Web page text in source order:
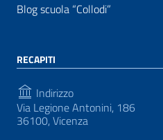
Blog scuola “Collodi”
RECAPITI
Indirizzo
Via Legione Antonini, 186
36100, Vicenza